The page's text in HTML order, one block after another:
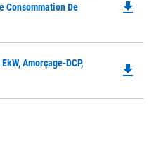
Consommation De
file_download
Amorçage-DCP,
file_download